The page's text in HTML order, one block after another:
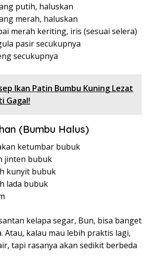
putih, haluskan
merah, haluskan
merah keriting, iris (sesuai selera)
pasir secukupnya
secukupnya
Ikan Patin Bumbu Kuning Lezat
Gagal!
(Bumbu Halus)
ketumbar bubuk
jinten bubuk
kunyit bubuk
lada bubuk
kelapa segar, Bun, bisa banget
Atau, kalau mau lebih praktis lagi,
tapi rasanya akan sedikit berbeda